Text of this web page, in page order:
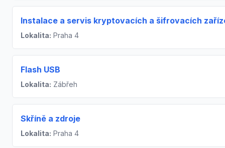
Instalace a servis kryptovacích a šifrovacích
Lokalita: Praha 4
Flash USB
Lokalita: Zábřeh
Skříně a zdroje
Lokalita: Praha 4